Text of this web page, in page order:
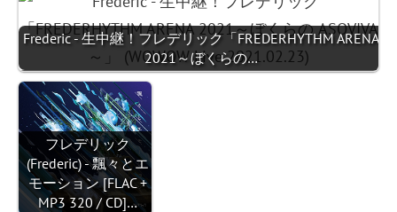
Frederic - 生中継！フレデリック「FREDERHYTHM ARENA
2021～ぼくらの…
フレデリック
(Frederic) - 飄々とエ
モーション [FLAC +
MP3 320 / CD]…